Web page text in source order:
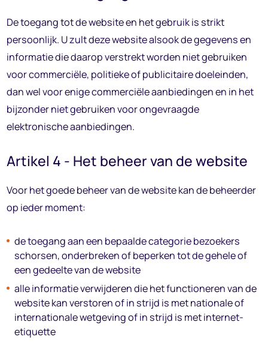
De toegang tot de website en het gebruik is strikt
persoonlijk. U zult deze website alsook de gegevens en
informatie die daarop verstrekt worden niet gebruiken
voor commerciële, politieke of publicitaire doeleinden,
dan wel voor enige commerciële aanbiedingen en in het
bijzonder niet gebruiken voor ongevraagde
elektronische aanbiedingen.
Artikel 4 - Het beheer van de website
Voor het goede beheer van de website kan de beheerder
op ieder moment:
de toegang aan een bepaalde categorie bezoekers
schorsen, onderbreken of beperken tot de gehele of
een gedeelte van de website
alle informatie verwijderen die het functioneren van de
website kan verstoren of in strijd is met nationale of
internationale wetgeving of in strijd is met internet-
etiquette